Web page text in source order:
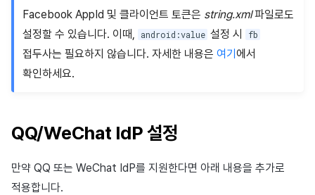
Facebook AppId 및 클라이언트 토큰은 string.xml파일로도
설정할 수 있습니다. 이때,
android:value 설정 시 fb
접두사는 필요하지 않습니다. 자세한 내용은 여기 에서
확인하세요.
QQ/WeChat IdP 설정
만약 QQ 또는 WeChat IdP를 지원한다면 아래 내용을 추가로
적용합니다.